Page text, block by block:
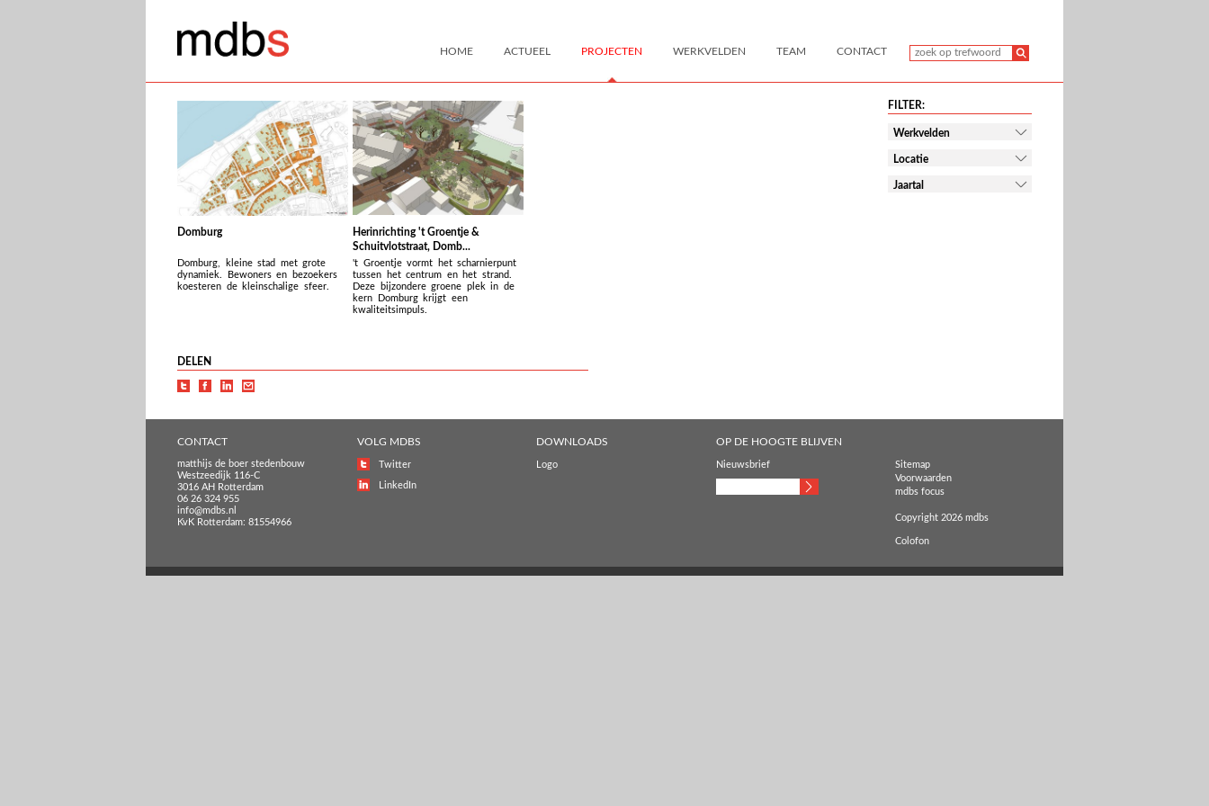
HOME ACTUEEL PROJECTEN WERKVELDEN TEAM CONTACT
Domburg
Domburg, kleine stad met grote
dynamiek. Bewoners en bezoekers
koesteren de kleinschalige sfeer.
Herinrichting 't Groentje &
Schuitvlotstraat, Domb...
't Groentje vormt het scharnierpunt
tussen het centrum en het strand.
Deze bijzondere groene plek in de
kern Domburg krijgt een
kwaliteitsimpuls.
DELEN
FILTER:
Werkvelden
Locatie
Jaartal
CONTACT
matthijs de boer stedenbouw
Westzeedijk 116-C
3016 AH Rotterdam
06 26 324 955
info@mdbs.nl
KvK Rotterdam: 81554966
VOLG MDBS
Twitter
LinkedIn
DOWNLOADS
Logo
OP DE HOOGTE BLIJVEN
Nieuwsbrief
Sitemap
Voorwaarden
mdbs focus
Copyright 2026 mdbs
Colofon